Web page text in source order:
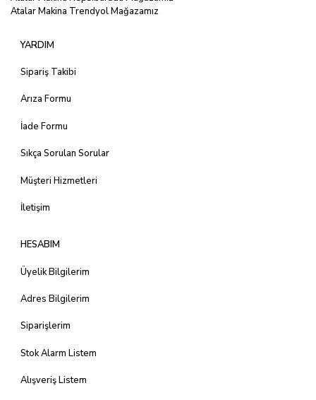
Atalar Makina Trendyol Mağazamız
YARDIM
Sipariş Takibi
Arıza Formu
İade Formu
Sıkça Sorulan Sorular
Müşteri Hizmetleri
İletişim
HESABIM
Üyelik Bilgilerim
Adres Bilgilerim
Siparişlerim
Stok Alarm Listem
Alışveriş Listem